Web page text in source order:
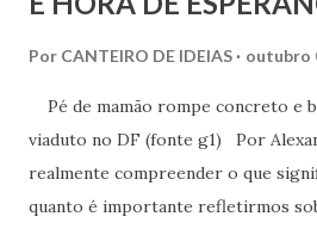
Por CANTEIRO DE IDEIAS outubro
Pé de mamão rompe concreto e
viaduto no DF (fonte g1) Por
realmente compreender o que
quanto é importante refletirmos